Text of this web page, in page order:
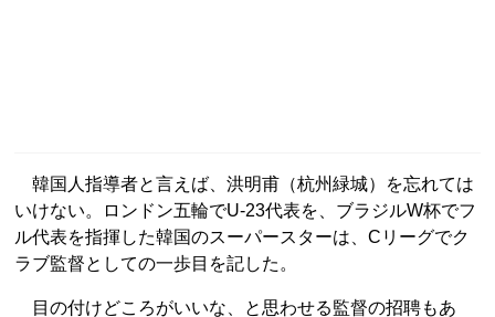
韓国人指導者と言えば、洪明甫（杭州緑城）を忘れては
いけない。ロンドン五輪でU-23代表を、ブラジルW杯でフ
ル代表を指揮した韓国のスーパースターは、Cリーグでク
ラブ監督としての一歩目を記した。
目の付けどころがいいな、と思わせる監督の招聘もあ